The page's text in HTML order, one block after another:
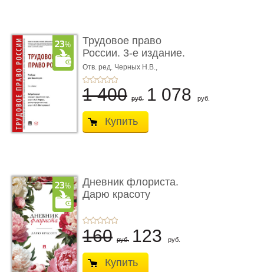
Трудовое право
России. 3-е издание.
Учебник для ...
Отв. ред. Черных Н.В.,
Шестерякова И.В.
1 400 руб. 1 078 руб.
Купить
Дневник флориста.
Дарю красоту
160 руб. 123 руб.
Купить